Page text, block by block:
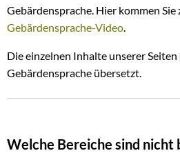
Gebärdensprache. Hier kommen Sie
Gebärdensprache-Video.
Die einzelnen Inhalte unserer
Gebärdensprache übersetzt.
Welche Bereiche sind nicht